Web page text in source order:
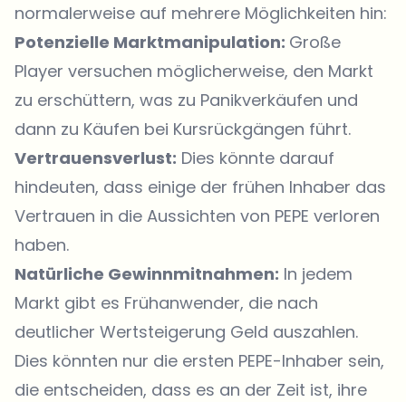
normalerweise auf mehrere Möglichkeiten hin:
Potenzielle Marktmanipulation: Große
Player versuchen möglicherweise, den Markt
zu erschüttern, was zu Panikverkäufen und
dann zu Käufen bei Kursrückgängen führt.
Vertrauensverlust: Dies könnte darauf
hindeuten, dass einige der frühen Inhaber das
Vertrauen in die Aussichten von PEPE verloren
haben.
Natürliche Gewinnmitnahmen: In jedem
Markt gibt es Frühanwender, die nach
deutlicher Wertsteigerung Geld auszahlen.
Dies könnten nur die ersten PEPE-Inhaber sein,
die entscheiden, dass es an der Zeit ist, ihre